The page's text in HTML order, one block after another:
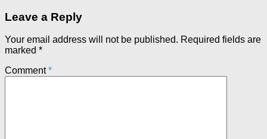
Leave a Reply
Your email address will not be published. Required fields are
marked *
Comment*